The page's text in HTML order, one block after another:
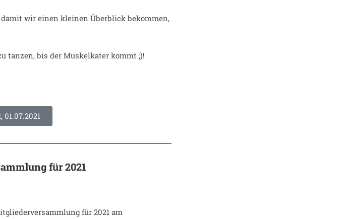
wir einen kleinen Überblick bekommen,
tanzen, bis der Muskelkater kommt ;)!
für 2021
für 2021 am